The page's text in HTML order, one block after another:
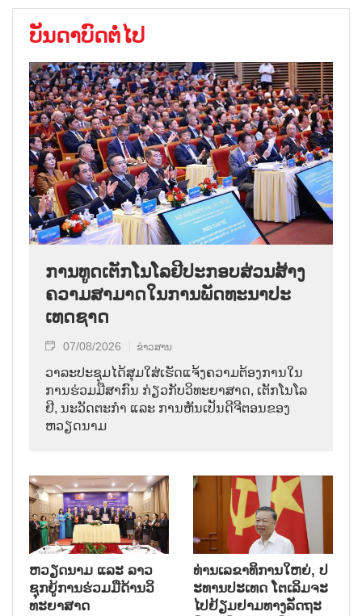
ບັນດາບົດຕໍ່ໄປ
ການ​ທູດ​ເຕັກ​ໂນ​ໂລ​ຢີ​ປະ​ກອບ​ສ່ວນ​ສ້າງ​
ຄວາມ​ສາ​ມາດ​ໃນ​ການ​ພັດ​ທະ​ນາ​ປະ​
ເທດ​ຊາດ
07/08/2026 ຂ່າວສານ
ວາ​ລະ​ປະ​ຊຸມ​ໄດ້​ສຸມ​ໃສ່​ເຮັດ​ແຈ້ງ​ຄວາມ​ຕ້ອງ​ການ​ໃນ​
ການ​ຮ່ວມ​ມື​ສາ​ກົນ ກ່ຽວ​ກັບ​ວິ​ທະ​ຍາ​ສາດ, ເຕັກ​ໂນ​ໂລ​
ຢີ, ນະ​ວັດ​ຕະ​ກຳ ແລະ ການ​ຫັນ​ເປັນ​ດີ​ຈີ​ຕອນ​ຂອງ
ຫວຽດ​ນາມ
ຫວຽດ​ນາມ ແລະ ລາວ​
ຊຸກ​ຍູ້​ການ​ຮ່ວມ​ມື​ດ້ານວ​ິ​
ທະ​ຍາ​ສາດ
ທ່ານ​ເລ​ຂາ​ທິ​ການ​ໃຫຍ່, ປ​
ະ​ທານ​ປະ​ເທດ ໂຕ​ເລິມ​ຈະ​
ໄປ​ຢ້ຽມ​ຢາມ​ທາງ​ລັດ​ຖະ​